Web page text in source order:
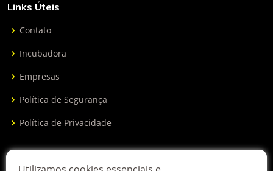
Links Úteis
Contato
Incubadora
Empresas
Política de Segurança
Política de Privacidade